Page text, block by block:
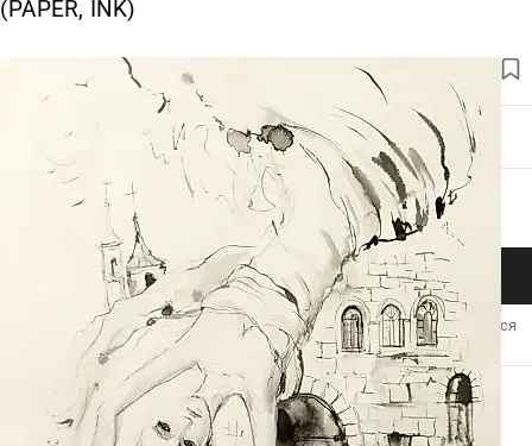
(PAPER, INK)
ЛОТ № 10746
ОСНОВНОЕ ДЛЯ СВЯЗИ
9 600
АВТОРИЗОВАТЬСЯ
для совершения покупки необходимо авторизоваться
ХАРАКТЕРИСТИКИ
Раздел→ Живопись